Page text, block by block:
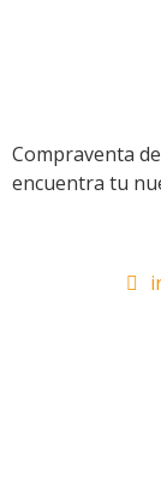
Compraventa
encuentra tu